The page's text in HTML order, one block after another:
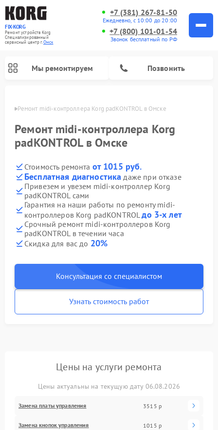
FIX-KORG
Ремонт устройств Korg
Специализированный
cервисный центр г.Омск
+7 (381) 267-81-50
Ежедневно, с 10:00 до 20:00
+7 (800) 101-01-54
Звонок бесплатный по РФ
Мы ремонтируем Позвонить
Ремонт midi-контроллера Korg padKONTROL в Омске
Ремонт midi-контроллера Korg
padKONTROL в Омске
Стоимость ремонта от 1015 руб.
Бесплатная диагностика даже при отказе
Привезем и увезем midi-контроллер Korg
padKONTROL сами
Гарантия на наши работы по ремонту midi-
контроллеров Korg padKONTROLдо 3-х лет
Срочный ремонт midi-контроллеров Korg
padKONTROL в течении часа
Скидка для вас до 20%
Консультация со специалистом
Узнать стоимость работ
Цены на услуги ремонта
Цены актуальны на текущую дату 06.08.2026
Замена платы управления 3515 р
Замена кнопок управления 1015 р